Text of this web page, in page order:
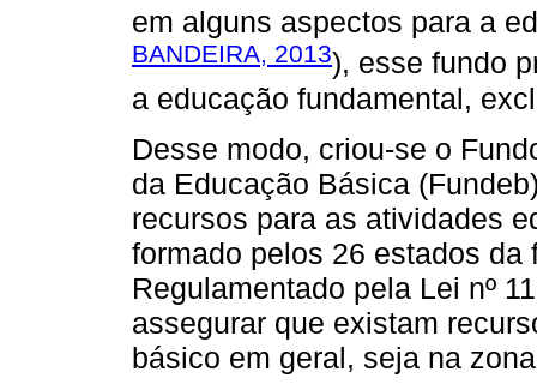
em alguns aspectos para a
BANDEIRA, 2013), esse fundo
a educação fundamental,
Desse modo, criou-se o
da Educação Básica
recursos para as atividades
formado pelos 26 estados
Regulamentado pela Lei nº
assegurar que existam
básico em geral, seja na